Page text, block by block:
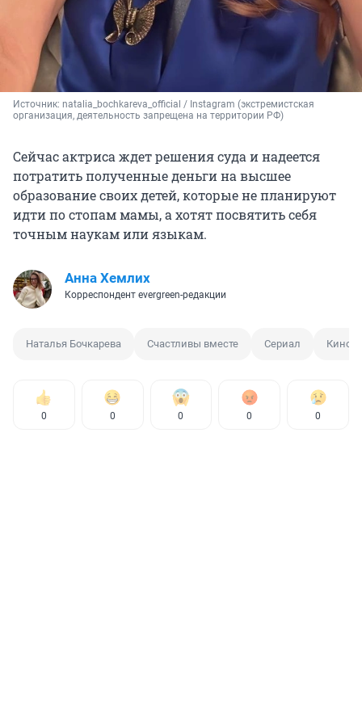
Источник: natalia_bochkareva_official / Instagram (экстремистская
организация, деятельность запрещена на территории РФ)
Сейчас актриса ждет решения суда и надеется
потратить полученные деньги на высшее
образование своих детей, которые не планируют
идти по стопам мамы, а хотят посвятить себя
точным наукам или языкам.
Анна Хемлих
Корреспондент evergreen-редакции
Наталья Бочкарева Счастливы вместе Сериал Кино
0 0 0 0 0